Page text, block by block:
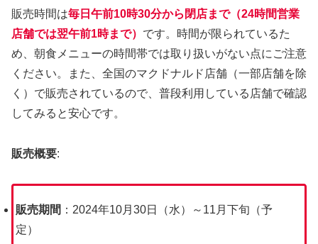
販売時間は毎日午前10時30分から閉店まで（24時間営業
店舗では翌午前1時まで） です。時間が限られているた
め、朝食メニューの時間帯では取り扱いがない点にご注意
ください。また、全国のマクドナルド店舗（一部店舗を除
く）で販売されているので、普段利用している店舗で確認
してみると安心です。
販売概要:
販売期間 ：2024年10月30日（水）～11月下旬（予
定）